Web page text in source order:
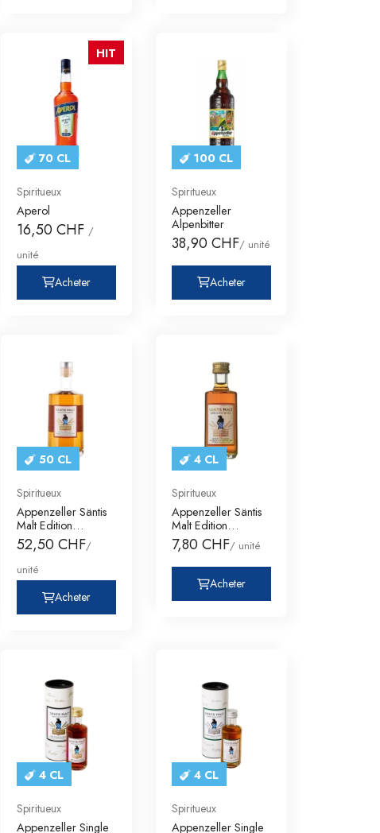
70 CL
Spiritueux
Aperol
16,50 CHF /
unité
HIT
Acheter
100 CL
Spiritueux
Appenzeller
Alpenbitter
38,90 CHF/ unité
Acheter
50 CL
Spiritueux
Appenzeller Säntis
Malt Edition
Himmelberg
52,50 CHF/
unité
Acheter
4 CL
Spiritueux
Appenzeller Säntis
Malt Edition
Himmelberg
7,80 CHF/ unité
Acheter
4 CL
Spiritueux
Appenzeller Single
4 CL
Spiritueux
Appenzeller Single